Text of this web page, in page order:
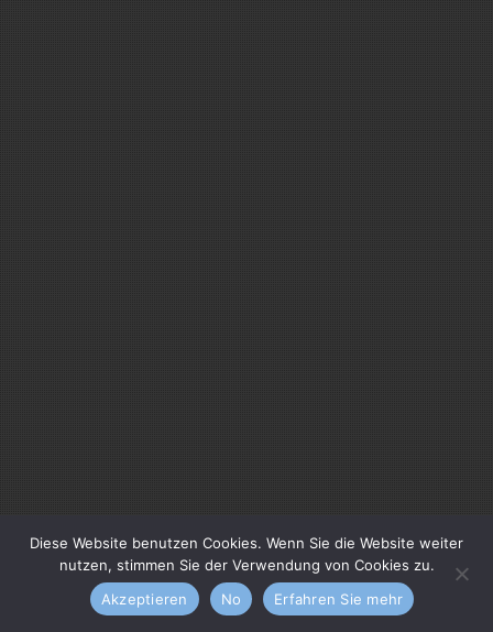
Diese Website benutzen Cookies. Wenn Sie die Website weiter
nutzen, stimmen Sie der Verwendung von Cookies zu.
Akzeptieren
No Erfahren Sie mehr